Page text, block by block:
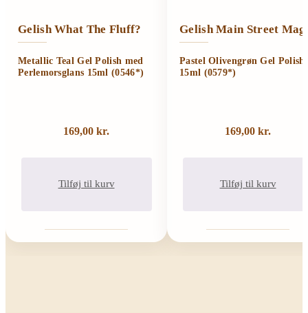
Gelish What The Fluff?
Metallic Teal Gel Polish med
Perlemorsglans 15ml (0546*)
169,00 kr.
Tilføj til kurv
Gelish Main Street
Pastel Olivengrøn Gel Polish
15ml (0579*)
169,00 kr.
Tilføj til kurv